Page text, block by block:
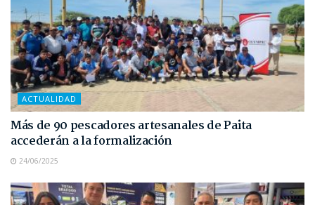
ACTUALIDAD
Más de 90 pescadores artesanales de Paita
accederán a la formalización
24/06/2025